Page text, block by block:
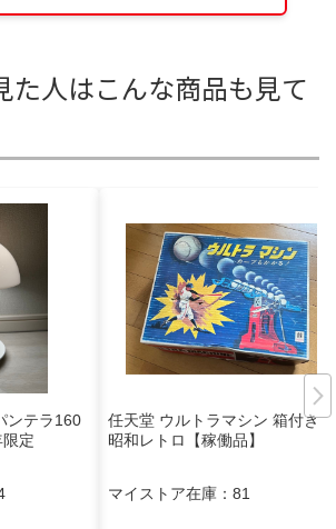
た人はこんな商品も見て
ンテラ160
定
任天堂 ウルトラマシン 箱付き
昭和レトロ【稼働品】
マイストア在庫： 81